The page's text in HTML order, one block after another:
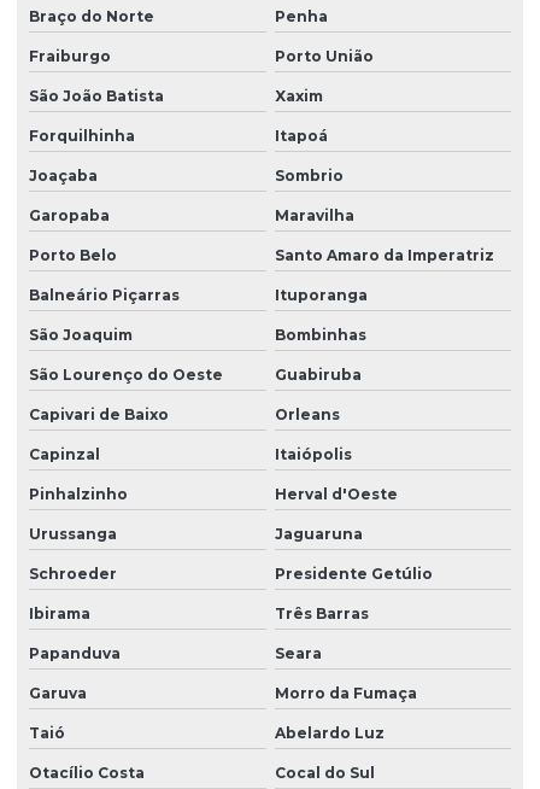
Projeto estrutural de galpão
Projeto estrutural de galpão em concreto armado
Projeto estrutural de piscina
Projeto estrutural de piscina em concreto armado
Projeto estrutural em sc
Projeto estrutural de sobrado
Projeto de estruturas em concreto armado
Projeto de estruturas protendidas para empresas
Projeto executivo de fundação
Projeto executivo hidrossanitário
Projeto de fundação
Projeto fundação de casa
Projeto de fundação estacas
Projeto de fundação para sobrado
Braço do Norte Penha
Fraiburgo Porto União
São João Batista Xaxim
Forquilhinha Itapoá
Joaçaba Sombrio
Garopaba Maravilha
Porto Belo Santo Amaro da Imperatriz
Balneário Piçarras Ituporanga
São Joaquim Bombinhas
São Lourenço do Oeste Guabiruba
Capivari de Baixo Orleans
Capinzal Itaiópolis
Pinhalzinho Herval d'Oeste
Urussanga Jaguaruna
Schroeder Presidente Getúlio
Ibirama Três Barras
Papanduva Seara
Garuva Morro da Fumaça
Taió Abelardo Luz
Otacílio Costa Cocal do Sul